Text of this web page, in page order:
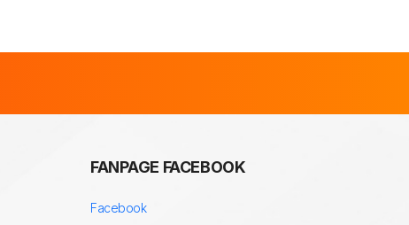
FANPAGE FACEBOOK
Facebook